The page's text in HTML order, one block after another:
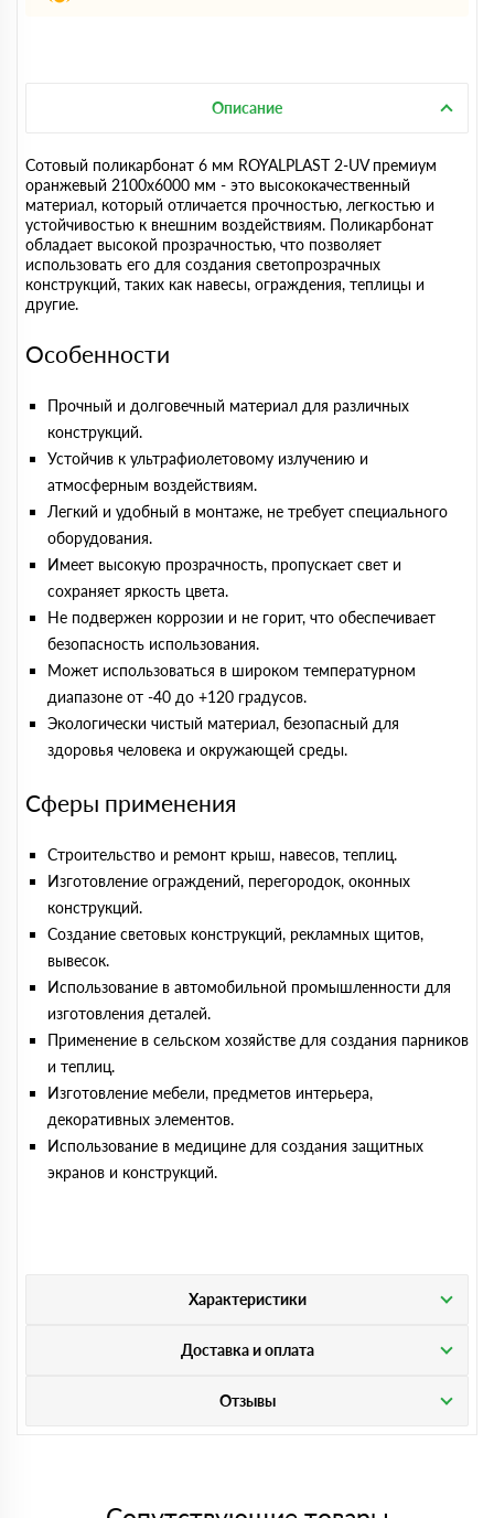
Описание
Сотовый поликарбонат 6 мм ROYALPLAST 2-UV премиум
оранжевый 2100х6000 мм - это высококачественный
материал, который отличается прочностью, легкостью и
устойчивостью к внешним воздействиям. Поликарбонат
обладает высокой прозрачностью, что позволяет
использовать его для создания светопрозрачных
конструкций, таких как навесы, ограждения, теплицы и
другие.
Особенности
Прочный и долговечный материал для различных
конструкций.
Устойчив к ультрафиолетовому излучению и
атмосферным воздействиям.
Легкий и удобный в монтаже, не требует специального
оборудования.
Имеет высокую прозрачность, пропускает свет и
сохраняет яркость цвета.
Не подвержен коррозии и не горит, что обеспечивает
безопасность использования.
Может использоваться в широком температурном
диапазоне от -40 до +120 градусов.
Экологически чистый материал, безопасный для
здоровья человека и окружающей среды.
Сферы применения
Строительство и ремонт крыш, навесов, теплиц.
Изготовление ограждений, перегородок, оконных
конструкций.
Создание световых конструкций, рекламных щитов,
вывесок.
Использование в автомобильной промышленности для
изготовления деталей.
Применение в сельском хозяйстве для создания парников
и теплиц.
Изготовление мебели, предметов интерьера,
декоративных элементов.
Использование в медицине для создания защитных
экранов и конструкций.
Характеристики
Доставка и оплата
Отзывы